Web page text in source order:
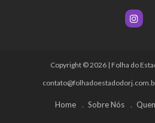
Copyright © 2026 | Folha do
Home Sobre Nós